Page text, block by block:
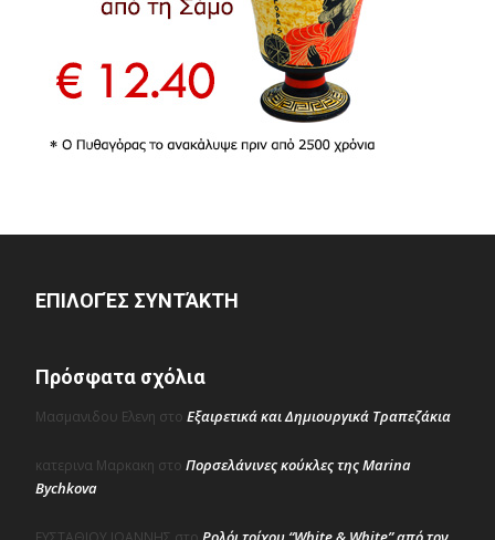
ΕΠΙΛΟΓΈΣ ΣΥΝΤΆΚΤΗ
Πρόσφατα σχόλια
Μασμανιδου Ελενη στο Εξαιρετικά και Δημιουργικά Τραπεζάκια
κατερινα Μαρκακη στο Πορσελάνινες κούκλες της Marina
Bychkova